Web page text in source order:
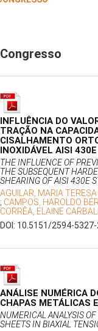
Congresso
INFLUÊNCIA DO
TRAÇÃO NA
CISALHAMENTO
INOXIDÁVEL AISI 430E
THE INFLUENCE OF
THE SUBSEQUENT
SHEARING OF AISI 430E
AGUILAR, MARIA
; CAMPOS, HAROLDO
CORRÊA, ELAINE
DOI: 10.5151/2594-
ANÁLISE NUMÉRICA
CHAPAS METÁLICAS
NUMERICAL ANALYSIS
SHEETS IN BIAXIAL